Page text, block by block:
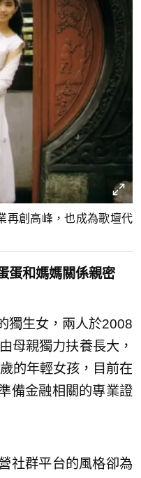
再創高峰，也成為歌壇代
蛋和媽媽關係親密
獨生女，兩人於2008
母親獨力扶養長大，
的年輕女孩，目前在
備金融相關的專業證
社群平台的風格卻為